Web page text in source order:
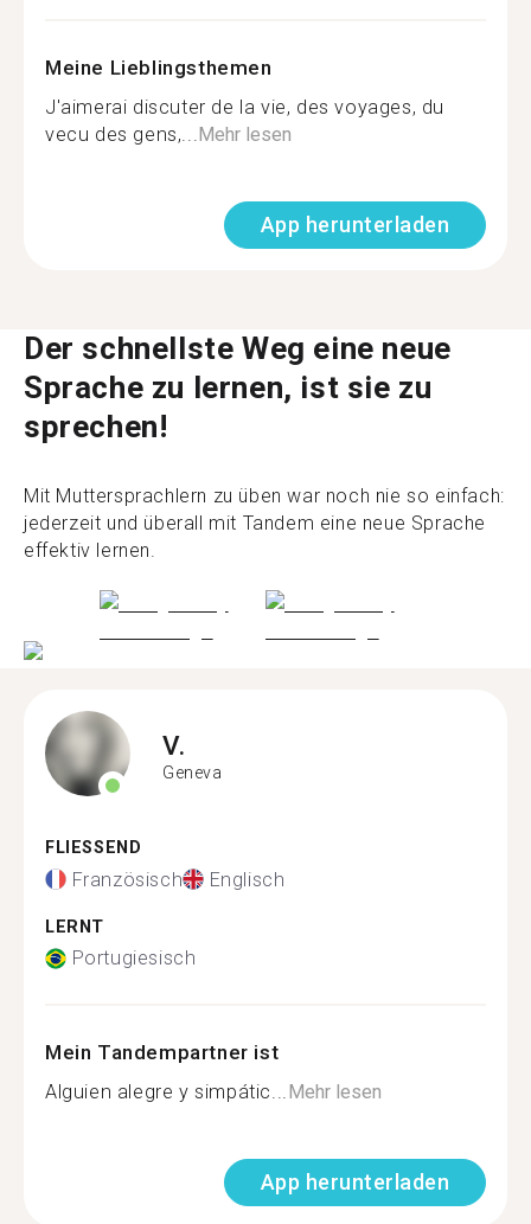
Meine Lieblingsthemen
J'aimerai discuter de la vie, des voyages, du
vecu des gens,... Mehr lesen
App herunterladen
Der schnellste Weg eine neue
Sprache zu lernen, ist sie zu
sprechen!
Mit Muttersprachlern zu üben war noch nie so einfach:
jederzeit und überall mit Tandem eine neue Sprache
effektiv lernen.
V.
Geneva
FLIESSEND
Französisch Englisch
LERNT
Portugiesisch
Mein Tandempartner ist
Alguien alegre y simpátic...Mehr lesen
App herunterladen